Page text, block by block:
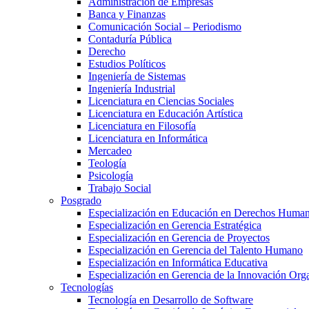
Banca y Finanzas
Comunicación Social – Periodismo
Contaduría Pública
Derecho
Estudios Políticos
Ingeniería de Sistemas
Ingeniería Industrial
Licenciatura en Ciencias Sociales
Licenciatura en Educación Artística
Licenciatura en Filosofía
Licenciatura en Informática
Mercadeo
Teología
Psicología
Trabajo Social
Posgrado
Especialización en Educación en Derechos
Especialización en Gerencia Estratégica
Especialización en Gerencia de Proyectos
Especialización en Gerencia del Talento Humano
Especialización en Informática Educativa
Especialización en Gerencia de la Innovación
Tecnologías
Tecnología en Desarrollo de Software